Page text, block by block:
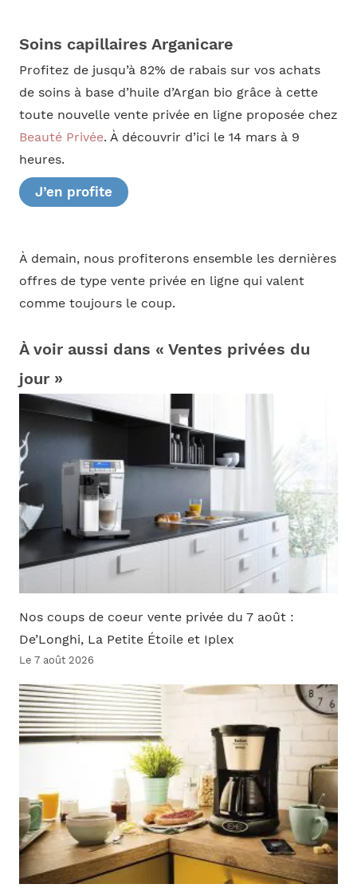
Soins capillaires Arganicare
Profitez de jusqu’à 82% de rabais sur vos achats
de soins à base d’huile d’Argan bio grâce à cette
toute nouvelle vente privée en ligne proposée chez
Beauté Privée. À découvrir d’ici le 14 mars à 9
heures.
J’en profite
À demain, nous profiterons ensemble les dernières
offres de type vente privée en ligne qui valent
comme toujours le coup.
À voir aussi dans « Ventes privées du
jour »
Nos coups de coeur vente privée du 7 août :
De’Longhi, La Petite Étoile et Iplex
Le 7 août 2026